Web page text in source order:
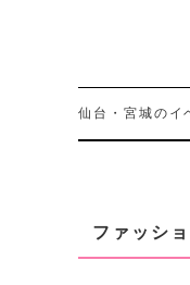
仙台・宮城のイ
ファッシ